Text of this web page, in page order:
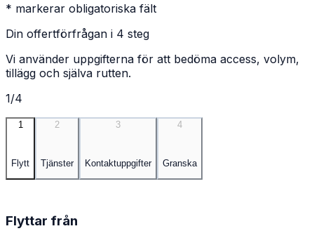
* markerar obligatoriska fält
Din offertförfrågan i 4 steg
Vi använder uppgifterna för att bedöma access, volym,
tillägg och själva rutten.
1/4
1
Flytt
2
Tjänster
3
Kontaktuppgifter
4
Granska
Flyttar från